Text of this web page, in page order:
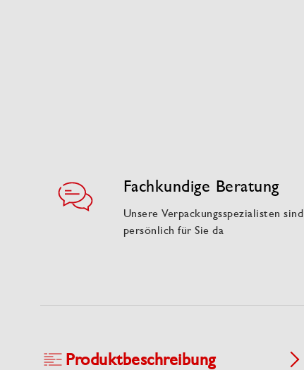
Fachkundige Beratung
Unsere Verpackungsspezialisten sind
persönlich für Sie da
Produktbeschreibung